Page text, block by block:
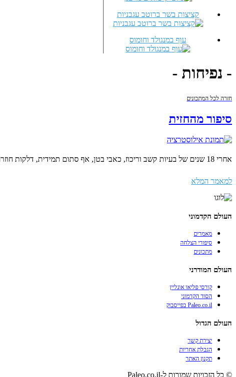
קציצות בשר ברוטב עגבניות
עוף במנגולד וחומוס
- נפיחות -
חזרה לכל המתכונים
סיפור מהחזית
אחרי 18 שנים של בעיות קשב וריכוז, כאבי בטן, אף סתום תמידית, דלקות חוזרות, עייפות כרונית וסיוט מתמשך – התזונה הקדמונית הצילה לחייל שלנו את החיים
למאמר המלא
העולם הקדמוני
מאמרים
סיפורי הצלחה
מתכונים
העולם המודרני
קורסי פליאו אונליין
הסוד הקדמוני
Paleo.co.il בפייסבוק
העולם הגדול
יצירת קשר
הגבלת אחריות
תקנון האתר
© כל הזכויות שמורות ל-Paleo.co.il